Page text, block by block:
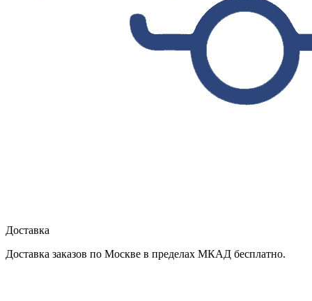
Доставка
Доставка заказов по Москве в пределах МКАД бесплатно.